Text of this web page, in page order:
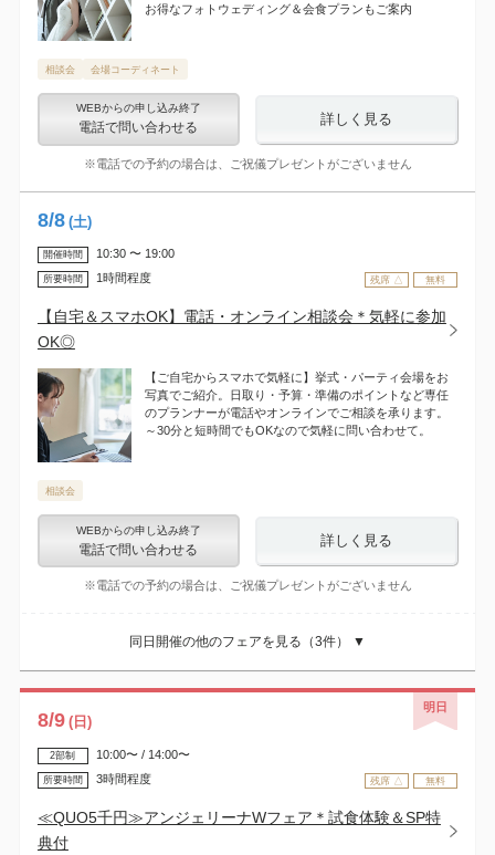
お得なフォトウェディング＆会食プランもご案内
相談会 会場コーディネート
WEBからの申し込み終了
電話で問い合わせる
詳しく見る
※電話での予約の場合は、ご祝儀プレゼントがございません
8/8 (土)
残席 △ 無料
開催時間 10:30 〜 19:00
所要時間 1時間程度
【自宅＆スマホOK】電話・オンライン相談会＊気軽に参加
OK◎
【ご自宅からスマホで気軽に】挙式・パーティ会場をお
写真でご紹介。日取り・予算・準備のポイントなど専任
のプランナーが電話やオンラインでご相談を承ります。
～30分と短時間でもOKなので気軽に問い合わせて。
相談会
WEBからの申し込み終了
電話で問い合わせる
詳しく見る
※電話での予約の場合は、ご祝儀プレゼントがございません
同日開催の他のフェアを見る（3件） ▼
明日
8/9 (日)
残席 △ 無料
2部制 10:00〜 / 14:00〜
所要時間 3時間程度
≪QUO5千円≫アンジェリーナWフェア＊試食体験＆SP特
典付